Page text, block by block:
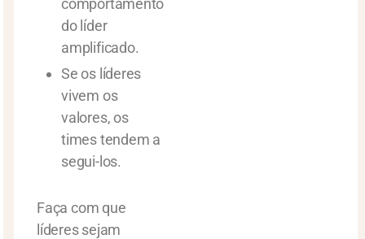
comportamento
do líder
amplificado.
Se os líderes
vivem os
valores, os
times tendem a
segui-los.
Faça com que
líderes sejam